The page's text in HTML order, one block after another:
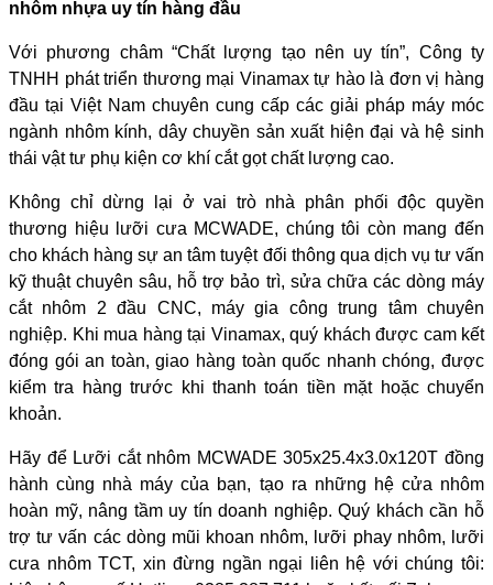
nhôm nhựa uy tín hàng đầu
Với phương châm “Chất lượng tạo nên uy tín”, Công ty
TNHH phát triển thương mại Vinamax tự hào là đơn vị hàng
đầu tại Việt Nam chuyên cung cấp các giải pháp máy móc
ngành nhôm kính, dây chuyền sản xuất hiện đại và hệ sinh
thái vật tư phụ kiện cơ khí cắt gọt chất lượng cao.
Không chỉ dừng lại ở vai trò nhà phân phối độc quyền
thương hiệu lưỡi cưa MCWADE, chúng tôi còn mang đến
cho khách hàng sự an tâm tuyệt đối thông qua dịch vụ tư vấn
kỹ thuật chuyên sâu, hỗ trợ bảo trì, sửa chữa các dòng máy
cắt nhôm 2 đầu CNC, máy gia công trung tâm chuyên
nghiệp. Khi mua hàng tại Vinamax, quý khách được cam kết
đóng gói an toàn, giao hàng toàn quốc nhanh chóng, được
kiểm tra hàng trước khi thanh toán tiền mặt hoặc chuyển
khoản.
Hãy để Lưỡi cắt nhôm MCWADE 305x25.4x3.0x120T đồng
hành cùng nhà máy của bạn, tạo ra những hệ cửa nhôm
hoàn mỹ, nâng tầm uy tín doanh nghiệp. Quý khách cần hỗ
trợ tư vấn các dòng mũi khoan nhôm, lưỡi phay nhôm, lưỡi
cưa nhôm TCT, xin đừng ngần ngại liên hệ với chúng tôi: